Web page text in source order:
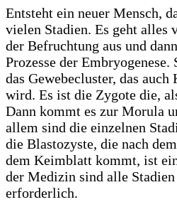
Entsteht ein neuer Mensch,
vielen Stadien. Es geht alles
der Befruchtung aus und
Prozesse der Embryogenese.
das Gewebecluster, das
wird. Es ist die Zygote die,
Dann kommt es zur Morula
allem sind die einzelnen
die Blastozyste, die nach
dem Keimblatt kommt, ist
der Medizin sind alle
erforderlich.